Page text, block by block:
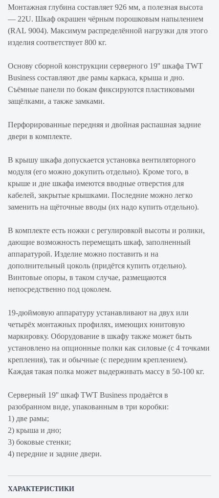
Монтажная глубина составляет 926 мм, а полезная высота
— 22U. Шкаф окрашен чёрным порошковым напылением
(RAL 9004). Максимум распределённой нагрузки для этого
изделия соответствует 800 кг.
Основу сборной конструкции серверного 19'' шкафа TWT
Business составляют две рамы каркаса, крыша и дно.
Съёмные панели по бокам фиксируются пластиковыми
защёлками, а также замками.
Перфорированные передняя и двойная распашная задние
двери в комплекте.
В крышу шкафа допускается установка вентиляторного
модуля (его можно докупить отдельно). Кроме того, в
крыше и дне шкафа имеются вводные отверстия для
кабелей, закрытые крышками. Последние можно легко
заменить на щёточные вводы (их надо купить отдельно).
В комплекте есть ножки с регулировкой высоты и ролики,
дающие возможность перемещать шкаф, заполненный
аппаратурой. Изделие можно поставить и на
дополнительный цоколь (придётся купить отдельно).
Винтовые опоры, в таком случае, размещаются
непосредственно под цоколем.
19-дюймовую аппаратуру устанавливают на двух или
четырёх монтажных профилях, имеющих юнитовую
маркировку. Оборудование в шкафу также может быть
установлено на опционные полки как силовые (с 4 точками
крепления), так и обычные (с передним креплением).
Каждая такая полка может выдерживать массу в 50-100 кг.
Серверный 19'' шкаф TWT Business продаётся в
разобранном виде, упакованным в три коробки:
1) две рамы;
2) крыша и дно;
3) боковые стенки;
4) передние и задние двери.
ХАРАКТЕРИСТИКИ